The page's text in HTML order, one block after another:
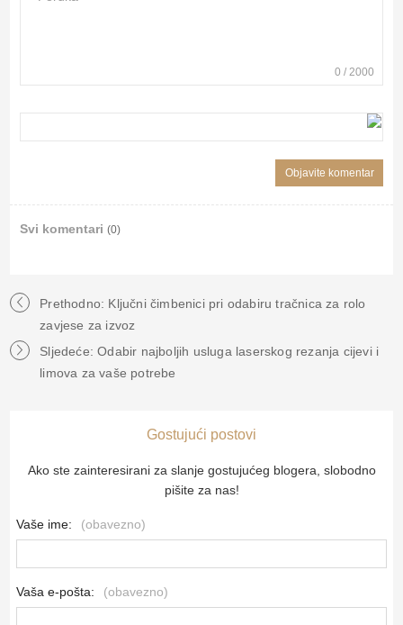
0 /2000
Svi komentari (0)
Prethodno: Ključni čimbenici pri odabiru tračnica za rolo
zavjese za izvoz
Sljedeće: Odabir najboljih usluga laserskog rezanja cijevi i
limova za vaše potrebe
Gostujući postovi
Ako ste zainteresirani za slanje gostujućeg blogera, slobodno
pišite za nas!
Vaše ime: (obavezno)
Vaša e-pošta: (obavezno)